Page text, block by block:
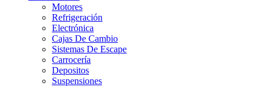
Motores
Refrigeración
Electrónica
Cajas De Cambio
Sistemas De Escape
Carrocería
Depositos
Suspensiones